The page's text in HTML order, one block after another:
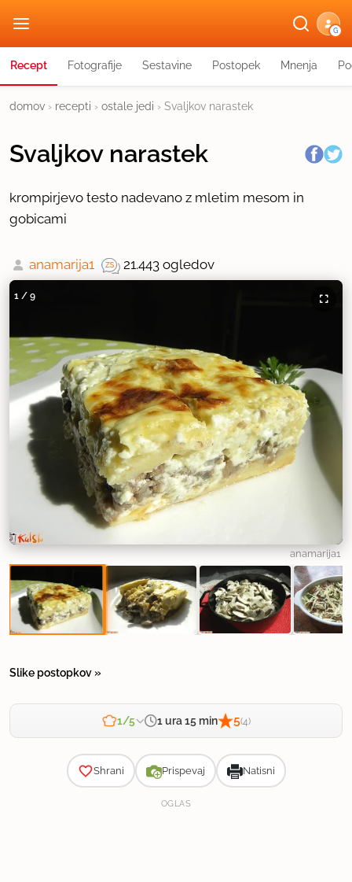
G
Recept Fotografije Sestavine Postopek Mnenja
domov › recepti › ostale jedi › Svaljkov narastek
Svaljkov narastek
krompirjevo testo nadevano z mletim mesom in
gobicami
anamarija1 21.443 ogledov
1 / 9
anamarija1
Slike postopkov »
1/5 1 ura 15 min 5(4)
Shrani Prispevaj Natisni
OGLAS